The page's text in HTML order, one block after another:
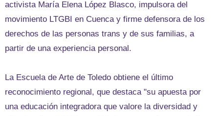
activista María Elena López Blasco, impulsora del
movimiento LTGBI en Cuenca y firme defensora de los
derechos de las personas trans y de sus familias, a
partir de una experiencia personal.
La Escuela de Arte de Toledo obtiene el último
reconocimiento regional, que destaca "su apuesta por
una educación integradora que valore la diversidad y